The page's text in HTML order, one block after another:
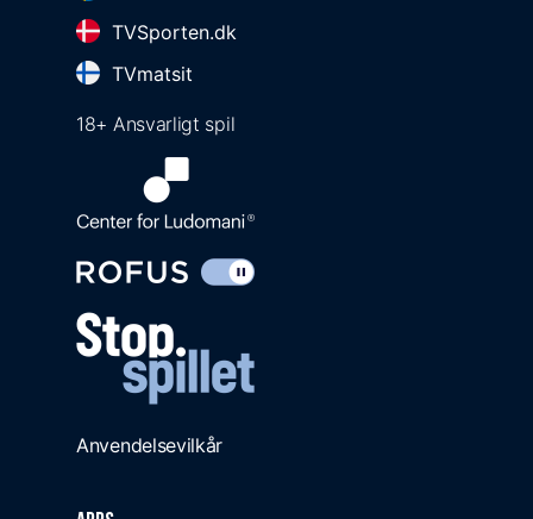
TVSporten.dk
TVmatsit
18+ Ansvarligt spil
Anvendelsevilkår